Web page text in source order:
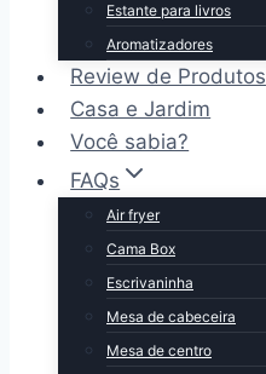
Estante para livros
Aromatizadores
Review de Produtos
Casa e Jardim
Você sabia?
FAQs
Air fryer
Cama Box
Escrivaninha
Mesa de cabeceira
Mesa de centro